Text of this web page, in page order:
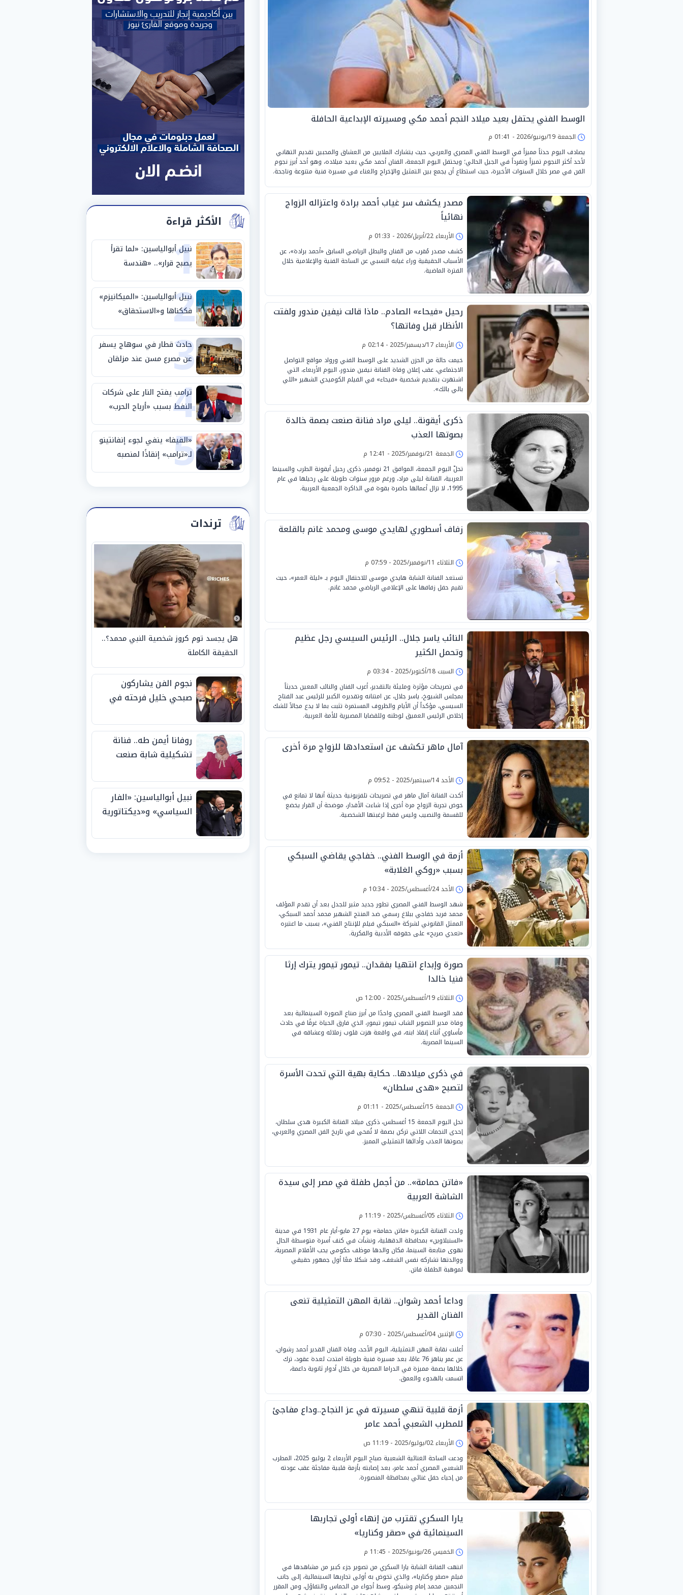
الوسط الفني يحتفل بعيد ميلاد النجم أحمد مكي ومسيرته الإبداعية الحافلة
الجمعة 19/يونيو/2026 - 01:41 م
يصادف اليوم حدثاً مميزاً في الوسط الفني المصري والعربي، حيث يتشارك الملايين من العشاق والمحبين تقديم التهاني
لأحد أكثر النجوم تميزاً وتفرداً في الجيل الحالي؛ ويحتفل اليوم الجمعة، الفنان أحمد مكي بعيد ميلاده، وهو أحد أبرز نجوم
الفن في مصر خلال السنوات الأخيرة، حيث استطاع أن يجمع بين التمثيل والإخراج والغناء في مسيرة فنية متنوعة وناجحة.
مصدر يكشف سر غياب أحمد برادة واعتزاله الزواج
نهائياً
الأربعاء 22/أبريل/2026 - 01:33 م
كشف مصدر مُقرب من الفنان والبطل الرياضي السابق «أحمد برادة»، عن
الأسباب الحقيقية وراء غيابه النسبي عن الساحة الفنية والإعلامية خلال
الفترة الماضية.
رحيل «فيحاء» الصادم.. ماذا قالت نيفين مندور ولفتت
الأنظار قبل وفاتها؟
الأربعاء 17/ديسمبر/2025 - 02:14 م
خيمت حالة من الحزن الشديد على الوسط الفني ورواد مواقع التواصل
الاجتماعي، عقب إعلان وفاة الفنانة نيفين مندور، اليوم الأربعاء، التي
اشتهرت بتقديم شخصية «فيحاء» في الفيلم الكوميدي الشهير «اللي
بالي بالك».
ذكرى أيقونة.. ليلى مراد فنانة صنعت بصمة خالدة
بصوتها العذب
الجمعة 21/نوفمبر/2025 - 12:41 م
تحلّ اليوم الجمعة، الموافق 21 نوفمبر، ذكرى رحيل أيقونة الطرب والسينما
العربية، الفنانة ليلى مراد، ورغم مرور سنوات طويلة على رحيلها في عام
1995، لا تزال أعمالها حاضرة بقوة في الذاكرة الجمعية العربية.
زفاف أسطوري لهايدي موسى ومحمد غانم بالقلعة
الثلاثاء 11/نوفمبر/2025 - 07:59 م
تستعد الفنانة الشابة هايدي موسى للاحتفال اليوم بـ «ليلة العمر»، حيث
تقيم حفل زفافها على الإعلامي الرياضي محمد غانم.
النائب ياسر جلال.. الرئيس السيسي رجل عظيم
وتحمل الكثير
السبت 18/أكتوبر/2025 - 03:34 م
في تصريحات مؤثرة ومليئة بالتقدير، أعرب الفنان والنائب المعين حديثاً
بمجلس الشيوخ، ياسر جلال، عن امتنانه وتقديره الكبير للرئيس عبد الفتاح
السيسي، مؤكداً أن الأيام والظروف المستمرة تثبت بما لا يدع مجالاً للشك
إخلاص الرئيس العميق لوطنه وللقضايا المصيرية للأمة العربية.
آمال ماهر تكشف عن استعدادها للزواج مرة أخرى
الأحد 14/سبتمبر/2025 - 09:52 م
أكدت الفنانة آمال ماهر في تصريحات تلفزيونية حديثة أنها لا تمانع في
خوض تجربة الزواج مرة أخرى إذا شاءت الأقدار، موضحة أن القرار يخضع
للقسمة والنصيب وليس فقط لرغبتها الشخصية.
أزمة في الوسط الفني.. خفاجي يقاضي السبكي
بسبب «روكي الغلابة»
الأحد 24/أغسطس/2025 - 10:34 م
شهد الوسط الفني المصري تطور جديد مثير للجدل بعد أن تقدم المؤلف
محمد فريد خفاجي ببلاغ رسمي ضد المنتج الشهير محمد أحمد السبكي،
الممثل القانوني لشركة «السبكي فيلم للإنتاج الفني»، بسبب ما اعتبره
«تعدي صريح» على حقوقه الأدبية والفكرية.
صورة وإبداع انتهيا بفقدان.. تيمور تيمور يترك إرثا
فنيا خالدا
الثلاثاء 19/أغسطس/2025 - 12:00 ص
فقد الوسط الفني المصري واحدًا من أبرز صناع الصورة السينمائية بعد
وفاة مدير التصوير الشاب تيمور تيمور، الذي فارق الحياة غرقًا في حادث
مأساوي أثناء إنقاذ ابنه، في واقعة هزت قلوب زملائه وعشاقه في
السينما المصرية.
في ذكرى ميلادها.. حكاية بهية التي تحدت الأسرة
لتصبح «هدى سلطان»
الجمعة 15/أغسطس/2025 - 01:11 م
تحل اليوم الجمعة 15 أغسطس، ذكرى ميلاد الفنانة الكبيرة هدى سلطان،
إحدى النجمات اللاتي تركن بصمة لا تُمحى في تاريخ الفن المصري والعربي،
بصوتها العذب وأدائها التمثيلي المميز.
«فاتن حمامة».. من أجمل طفلة في مصر إلى سيدة
الشاشة العربية
الثلاثاء 05/أغسطس/2025 - 11:19 م
ولدت الفنانة الكبيرة «فاتن حمامة» يوم 27 مايو-أيار عام 1931 في مدينة
«السنبلاوين» بمحافظة الدقهلية، ونشأت في كنف أسرة متوسطة الحال
تهوى متابعة السينما، فكان والدها موظف حكومي يحب الأفلام المصرية،
ووالدتها تشاركه نفس الشغف، وقد شكلا معًا أول جمهور حقيقي
لموهبة الطفلة فاتن.
وداعا أحمد رشوان.. نقابة المهن التمثيلية تنعى
الفنان القدير
الإثنين 04/أغسطس/2025 - 07:30 م
أعلنت نقابة المهن التمثيلية، اليوم الأحد، وفاة الفنان القدير أحمد رشوان،
عن عمر يناهز 76 عامًا، بعد مسيرة فنية طويلة امتدت لعدة عقود، ترك
خلالها بصمة مميزة في الدراما المصرية من خلال أدوار ثانوية داعمة،
اتسمت بالهدوء والعمق.
أزمة قلبية تنهي مسيرته في عز النجاح..وداع مفاجئ
للمطرب الشعبي أحمد عامر
الأربعاء 02/يوليو/2025 - 11:19 ص
ودعت الساحة الغنائية الشعبية صباح اليوم الأربعاء 2 يوليو 2025، المطرب
الشعبي المصري أحمد عامر، بعد إصابته بأزمة قلبية مفاجئة عقب عودته
من إحياء حفل غنائي بمحافظة المنصورة.
يارا السكري تقترب من إنهاء أولى تجاربها
السينمائية في «صقر وكناريا»
الخميس 26/يونيو/2025 - 11:45 م
انتهت الفنانة الشابة يارا السكري من تصوير جزء كبير من مشاهدها في
فيلم «صقر وكناريا»، والذي تخوض به أولى تجاربها السينمائية، إلى جانب
النجمين محمد إمام وشيكو، وسط أجواء من الحماس والتفاؤل، ومن المقرر
الأكثر قراءة
1
نبيل أبوالياسين: «لما تقرأ
يصبح قرار».. «هندسة
الاستثمار السيادي» بين «ربط
الجيب بالوطن» و«سيادة
الكلمة»
2
نبيل أبوالياسين: «الميكانيزم»
فككناها و«الاستحقاق»
حتمية.. «تفعيل الإرادة»
مهمة الجامعة العربية
3
حادث قطار في سوهاج يسفر
عن مصرع مسن عند مزلقان
المراغة
4
ترامب يفتح النار على شركات
النفط بسبب «أرباح الحرب»
5
«الفيفا» ينفي لجوء إنفانتينو
لـ«ترامب» إنقاذًا لمنصبه
ترندات
هل يجسد توم كروز شخصية النبي محمد؟..
الحقيقة الكاملة
نجوم الفن يشاركون
صبحي خليل فرحته في
روفانا أيمن طه.. فنانة
تشكيلية شابة صنعت
الجوائز منذ الصغر
نبيل أبوالياسين: «الفار
السياسي» و«ديكتاتورية
الفيفا».. وإقالة